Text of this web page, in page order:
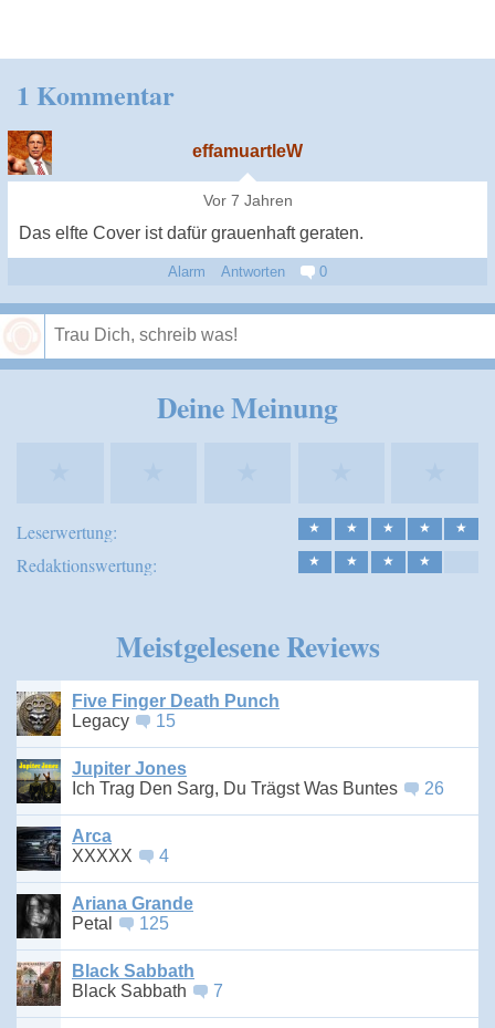
1 Kommentar
effamuartleW
Vor 7 Jahren
Das elfte Cover ist dafür grauenhaft geraten.
Alarm Antworten 0
Deine Meinung
Leserwertung: ★ ★ ★ ★ ★
Redaktionswertung: ★ ★ ★ ★
Meistgelesene Reviews
Five Finger Death Punch
Legacy
15
Jupiter Jones
Ich Trag Den Sarg, Du Trägst Was Buntes
26
Arca
XXXXX
4
Ariana Grande
Petal
125
Black Sabbath
Black Sabbath
7